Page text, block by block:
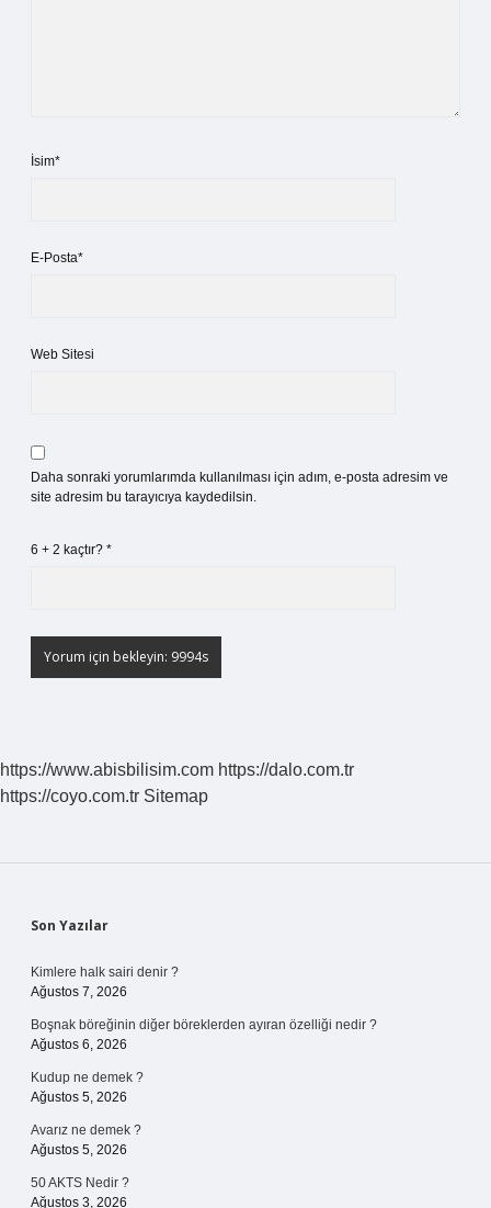
İsim*
E-Posta*
Web Sitesi
Daha sonraki yorumlarımda kullanılması için adım, e-posta adresim ve
site adresim bu tarayıcıya kaydedilsin.
6 + 2 kaçtır? *
https://www.abisbilisim.com https://dalo.com.tr
https://coyo.com.tr Sitemap
Sidebar
Son Yazılar
Kimlere halk sairi denir ?
Ağustos 7, 2026
Boşnak böreğinin diğer böreklerden ayıran özelliği nedir ?
Ağustos 6, 2026
Kudup ne demek ?
Ağustos 5, 2026
Avarız ne demek ?
Ağustos 5, 2026
50 AKTS Nedir ?
Ağustos 3, 2026